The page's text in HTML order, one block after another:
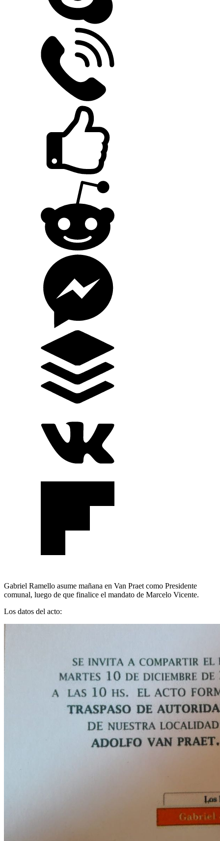
Gabriel Ramello asume mañana en Van Praet como Presidente
comunal, luego de que finalice el mandato de Marcelo Vicente.
Los datos del acto: